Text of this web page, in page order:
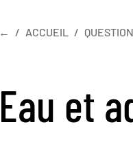
← ACCUEIL
Eau et